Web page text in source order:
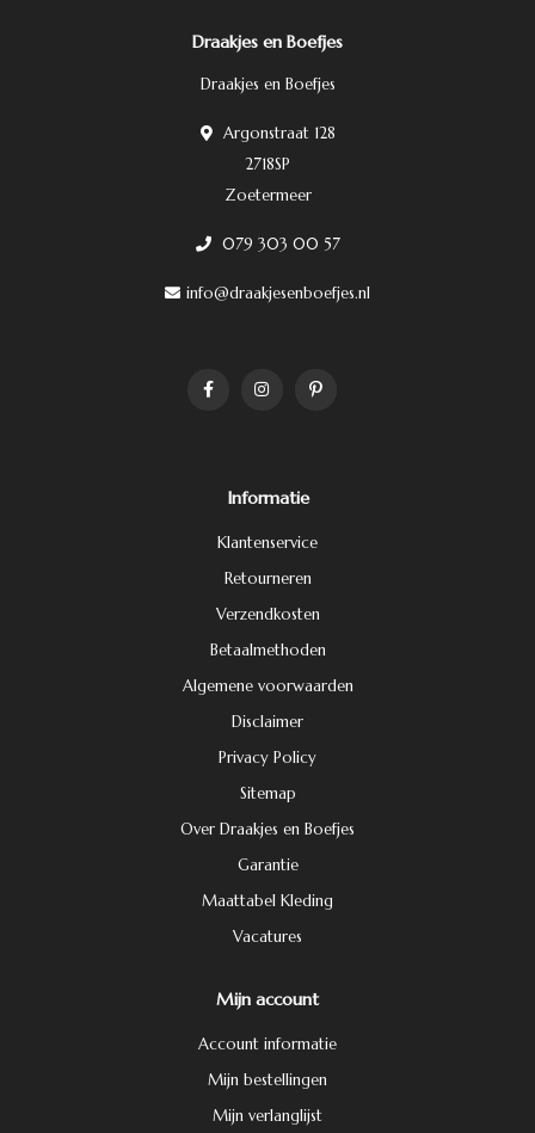
Draakjes en Boefjes
Draakjes en Boefjes
Argonstraat 128
2718SP
Zoetermeer
079 303 00 57
info@draakjesenboefjes.nl
Informatie
Klantenservice
Retourneren
Verzendkosten
Betaalmethoden
Algemene voorwaarden
Disclaimer
Privacy Policy
Sitemap
Over Draakjes en Boefjes
Garantie
Maattabel Kleding
Vacatures
Mijn account
Account informatie
Mijn bestellingen
Mijn verlanglijst